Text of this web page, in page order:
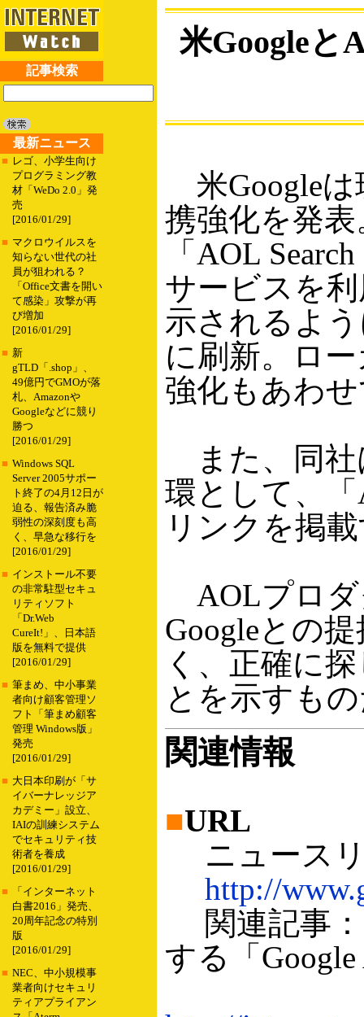
記事検索
最新ニュース
■ レゴ、小学生向け
プログラミング教
材「WeDo 2.0」発
売
[2016/01/29]
■ マクロウイルスを
知らない世代の社
員が狙われる？
「Office文書を開い
て感染」攻撃が再
び増加
[2016/01/29]
■ 新
gTLD「.shop」、
49億円でGMOが落
札、Amazonや
Googleなどに競り
勝つ
[2016/01/29]
■ Windows SQL
Server 2005サポー
ト終了の4月12日が
迫る、報告済み脆
弱性の深刻度も高
く、早急な移行を
[2016/01/29]
■ インストール不要
の非常駐型セキュ
リティソフト
「Dr.Web
CureIt!」、日本語
版を無料で提供
[2016/01/29]
■ 筆まめ、中小事業
者向け顧客管理ソ
フト「筆まめ顧客
管理 Windows版」
発売
[2016/01/29]
■ 大日本印刷が「サ
イバーナレッジア
カデミー」設立、
IAIの訓練システム
でセキュリティ技
術者を養成
[2016/01/29]
■
「インターネット
白書2016」発売、
20周年記念の特別
版
[2016/01/29]
■ NEC、中小規模事
業者向けセキュリ
ティアプライアン
米Googleと
米Googleは
携強化を発
「AOL
サービスを
示されるよ
に刷新。ロ
強化もあわ
また、同社
環として、「
リンクを掲
AOLプロダ
Googleとの
く、正確に
とを示すも
関連情報
■URL
ニュースリ
http://
関連記事：
する「Google